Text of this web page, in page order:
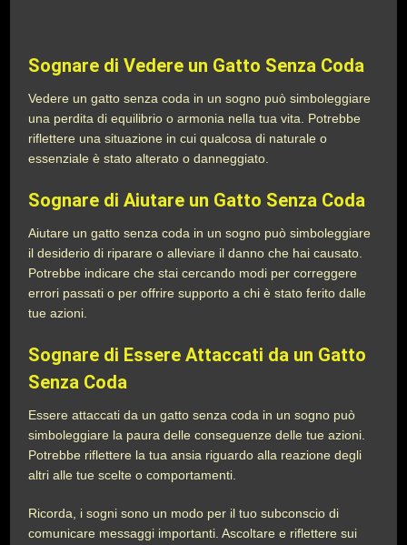
Sognare di Vedere un Gatto Senza Coda
Vedere un gatto senza coda in un sogno può simboleggiare
una perdita di equilibrio o armonia nella tua vita. Potrebbe
riflettere una situazione in cui qualcosa di naturale o
essenziale è stato alterato o danneggiato.
Sognare di Aiutare un Gatto Senza Coda
Aiutare un gatto senza coda in un sogno può simboleggiare
il desiderio di riparare o alleviare il danno che hai causato.
Potrebbe indicare che stai cercando modi per correggere
errori passati o per offrire supporto a chi è stato ferito dalle
tue azioni.
Sognare di Essere Attaccati da un Gatto
Senza Coda
Essere attaccati da un gatto senza coda in un sogno può
simboleggiare la paura delle conseguenze delle tue azioni.
Potrebbe riflettere la tua ansia riguardo alla reazione degli
altri alle tue scelte o comportamenti.
Ricorda, i sogni sono un modo per il tuo subconscio di
comunicare messaggi importanti. Ascoltare e riflettere sui